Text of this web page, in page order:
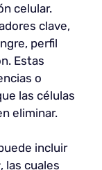
celular.
clave,
perfil
Estas
o
las células
eliminar.
incluir
, las cuales